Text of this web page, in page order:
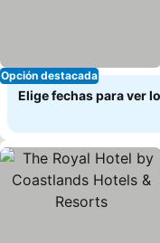
Opción destacada
Elige fechas para ver